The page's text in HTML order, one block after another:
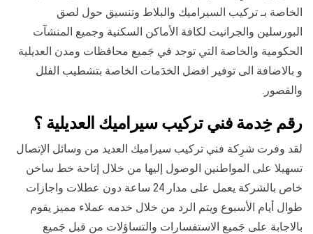
الخاصة بـ تركيب السيراميك والبلاط وتنسيق حول لصق
البورسلين والجرانيت لكافة الأماكن السكنية وجميع المنشآت
الحكومية والخاصة التي توجد في جَميع محافظات ومدن العديلية
و بالاضافة الى توفير افضل الخدَمات الخاصة بتشطيب الفلل
والقصور.
رقم خِدمة فني تركيب سيراميك العديلية ؟
لقد وفرت شرِكة فني تركيب سيراميك العديد من وسائل الإتصال
تسهيلا على المواطنين الوصول إليها من خلال إتاحة خط ساخن
خاص بالشركة يعمل على مدار 24 ساعة دون عطلات واجازات
طوال أيام الأسبوع ويتم الرد من خلال خدمه عملاء مميز يقوم
بالاجابة على جَميع الاستفسارات والتساؤلات من قبل جَميع